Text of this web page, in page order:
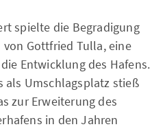
spielte die Begradigung
von Gottfried Tulla, eine
Entwicklung des Hafens.
als Umschlagsplatz stieß
zur Erweiterung des
in den Jahren